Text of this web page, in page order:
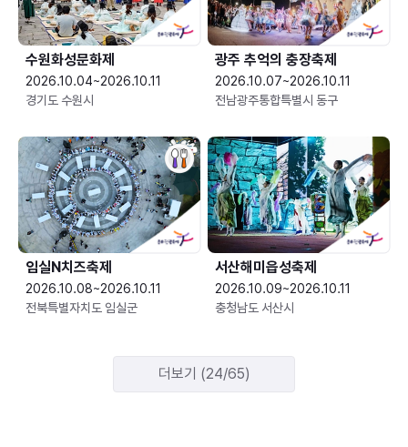
수원화성문화제
2026.10.04~2026.10.11
경기도 수원시
광주 추억의 충장축제
2026.10.07~2026.10.11
전남광주통합특별시 동구
임실N치즈축제
2026.10.08~2026.10.11
전북특별자치도 임실군
서산해미읍성축제
2026.10.09~2026.10.11
충청남도 서산시
더보기 (24/65)